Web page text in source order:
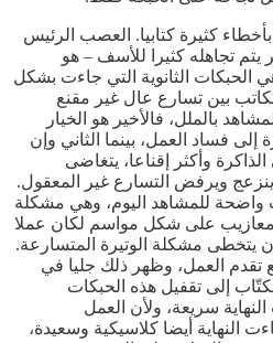
كثيرة كتابيا. العصب الرئيس
تجاهله كثيرا للأسف – هو
الحبكات الثانوية التي جاءت بشكل
بين تسارع عال غير مقنع
بالملل، فالأخير هو الخيار
إلى فساد العمل، بينما الثاني وإن
وأكثر إقناعا، يتغاضى
ينزعج ويرفض التسارع غير المعقول.
واضحة للمشاهد اليوم، وهي مشكلة
على شكل مواسم لكان عملا
يتخطى مشكلة الوتيرة المتسارعة.
تقدم العمل، وظهر ذلك جليا في
إلى تقفيل هذه الحبكات
سريعة، ولأن العمل
النهاية أيضا كلاسيكية وسعيدة،